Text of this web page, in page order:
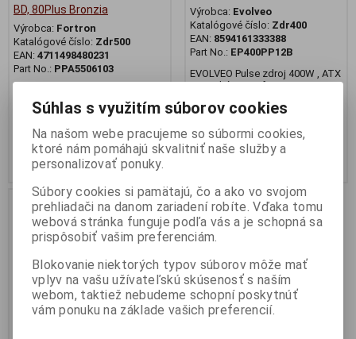
BD, 80Plus Bronzia
Výrobca: Fortron
Katalógové číslo: Zdr500
EAN: 4711498480231
Part No.: PPA5506103
3.1/80PLUS Bronzia 230V/Retail
41,60 € (Cena bez DPH)
Kúpiť
Výrobca: Evolveo
Katalógové číslo: Zdr400
EAN: 8594161333388
Part No.: EP400PP12B
EVOLVEO Pulse zdroj 400W , ATX
2.2, tichý, 12cm fan, pas. PFC,
25,60 € (Cena bez DPH)
Súhlas s využitím súborov cookies
Na našom webe pracujeme so súbormi cookies,
ktoré nám pomáhajú skvalitniť naše služby a
personalizovať ponuky.
Súbory cookies si pamätajú, čo a ako vo svojom
prehliadači na danom zariadení robíte. Vďaka tomu
webová stránka funguje podľa vás a je schopná sa
prispôsobiť vašim preferenciám.
Blokovanie niektorých typov súborov môže mať
vplyv na vašu užívateľskú skúsenosť s naším
webom, taktiež nebudeme schopní poskytnúť
vám ponuku na základe vašich preferencií.